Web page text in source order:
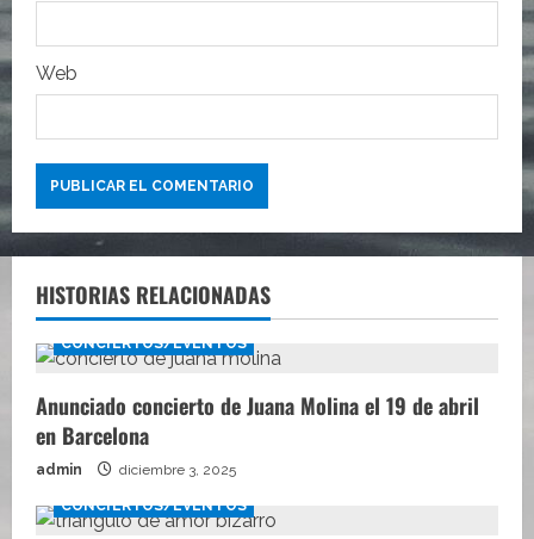
a
s
Web
HISTORIAS RELACIONADAS
CONCIERTOS/EVENTOS
Anunciado concierto de Juana Molina el 19 de abril
en Barcelona
admin diciembre 3, 2025
CONCIERTOS/EVENTOS